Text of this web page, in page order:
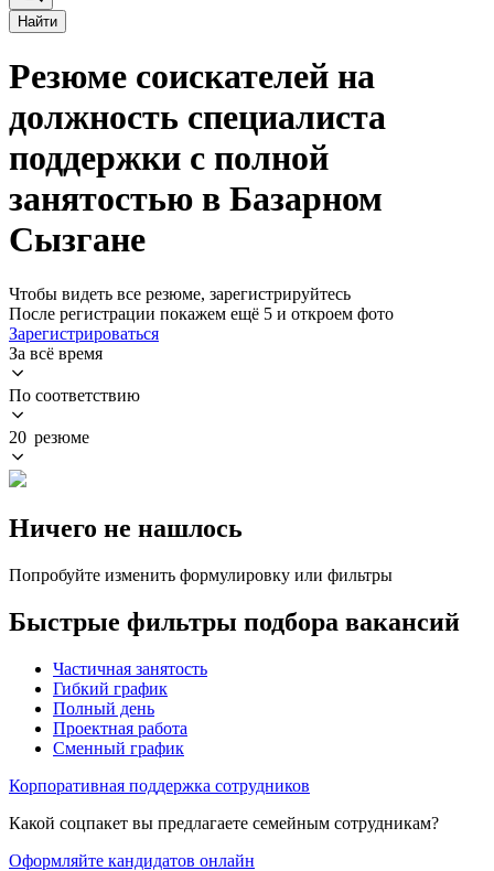
Найти
Резюме соискателей на
должность специалиста
поддержки с полной
занятостью в Базарном
Сызгане
Чтобы видеть все резюме, зарегистрируйтесь
После регистрации покажем ещё 5 и откроем фото
Зарегистрироваться
За всё время
По соответствию
20 резюме
Ничего не нашлось
Попробуйте изменить формулировку или фильтры
Быстрые фильтры подбора вакансий
Частичная занятость
Гибкий график
Полный день
Проектная работа
Сменный график
Корпоративная поддержка сотрудников
Какой соцпакет вы предлагаете семейным сотрудникам?
Оформляйте кандидатов онлайн